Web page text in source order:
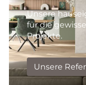
Unsere
für die
Projekte.
Unsere